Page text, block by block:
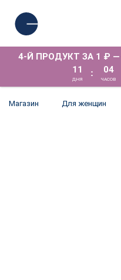
4-Й ПРОДУКТ ЗА 1 ₽ —
11
ДНЯ
: 04
ЧАСОВ
Магазин Для женщин